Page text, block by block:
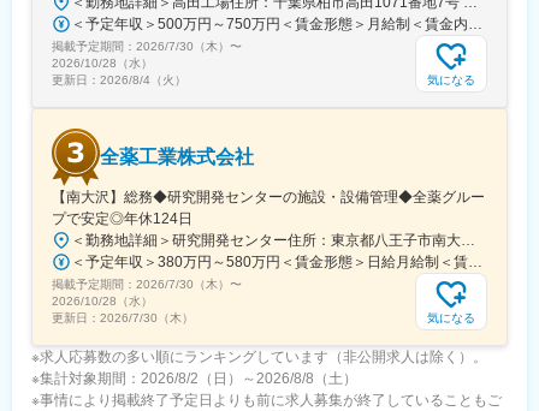
＜予定年収＞500万円～750万円＜賃金形態＞月給制＜賃金内訳＞月額（基本給）：300,000円～430,000円＜月給＞300,000円～430,000円＜昇給有無＞有＜残業手当＞有＜給与補足＞※経験・スキルを考慮の上決定いたします。■賞与：年2回（7月・12月）※昨年実績4.2ヶ月■昇給：年1回（1月）■モデル年収：・年収580万円 主任（月給34万円×12ヶ月＋諸手当）・年収820万円 課長（月給48万円×12ヶ月＋諸手当）賃金はあくまでも目安の金額であり、選考を通じて上下する可能性があります。月給(月額)は固定手当を含めた表記です。
掲載予定期間： 2026/7/30（木） 〜
2026/10/28（水）
更新日： 2026/8/4（火） 気になる
全薬工業株式会社
【南大沢】総務◆研究開発センターの施設・設備管理◆全薬グルー
プで安定◎年休124日
＜勤務地詳細＞研究開発センター住所：東京都八王子市南大沢四丁目７－１ 勤務地最寄駅：京王相模原線／南大沢駅受動喫煙対策：屋内全面禁煙変更の範囲：会社の定める事業所
＜予定年収＞380万円～580万円＜賃金形態＞日給月給制＜賃金内訳＞月額（基本給）：243,000円～370,000円/月20日間勤務想定＜想定月額＞243,000円～370,000円＜昇給有無＞有＜残業手当＞有＜給与補足＞※経験やスキルを考慮して決定します。■昇給：年1回■賞与：年2回(7月、12月)賃金はあくまでも目安の金額であり、選考を通じて上下する可能性があります。月給(月額)は固定手当を含めた表記です。
掲載予定期間： 2026/7/30（木） 〜
2026/10/28（水）
更新日： 2026/7/30（木） 気になる
※求人応募数の多い順にランキングしています（非公開求人は除く）。
※集計対象期間：2026/8/2（日）～2026/8/8（土）
※事情により掲載終了予定日よりも前に求人募集が終了していることもご